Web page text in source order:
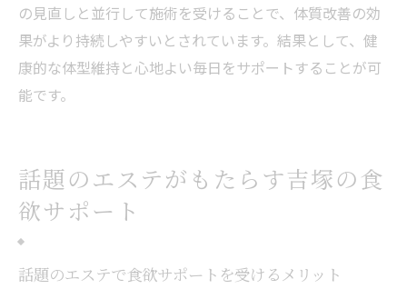
の見直しと並行して施術を受けることで、体質改善の効
果がより持続しやすいとされています。結果として、健
康的な体型維持と心地よい毎日をサポートすることが可
能です。
話題のエステがもたらす吉塚の食
欲サポート
話題のエステで食欲サポートを受けるメリット